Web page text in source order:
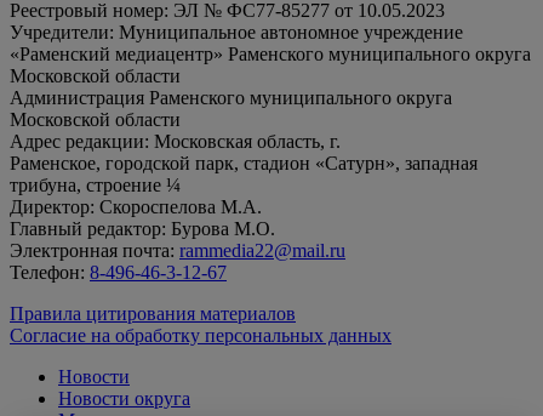
Реестровый номер: ЭЛ № ФС77-85277 от 10.05.2023
Учредители: Муниципальное автономное учреждение
«Раменский медиацентр» Раменского муниципального округа
Московской области
Администрация Раменского муниципального округа
Московской области
Адрес редакции: Московская область, г.
Раменское, городской парк, стадион «Сатурн», западная
трибуна, строение ¼
Директор: Скороспелова М.А.
Главный редактор: Бурова М.О.
Электронная почта: rammedia22@mail.ru
Телефон: 8-496-46-3-12-67
Правила цитирования материалов
Согласие на обработку персональных данных
Новости
Новости округа